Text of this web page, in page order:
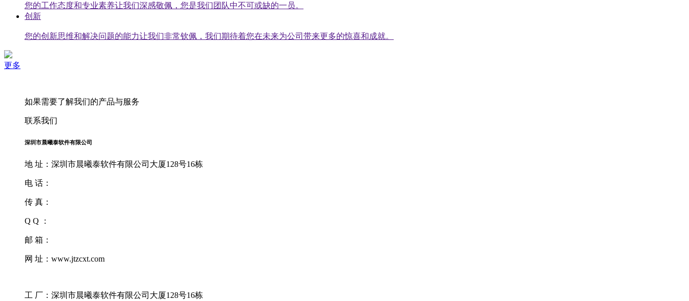
您的工作态度和专业素养让我们深感敬佩，您是我们团队中不可或缺的一员。
创新
您的创新思维和解决问题的能力让我们非常钦佩，我们期待着您在未来为公司带来更多的惊喜和成就。
更多
如果需要了解我们的产品与服务
联系我们
深圳市晨曦泰软件有限公司
地 址：深圳市晨曦泰软件有限公司大厦128号16栋
电 话：
传 真：
Q Q ：
邮 箱：
网 址：www.jtzcxt.com
工 厂：深圳市晨曦泰软件有限公司大厦128号16栋